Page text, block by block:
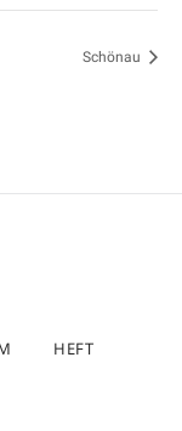
Schönau
HEFT